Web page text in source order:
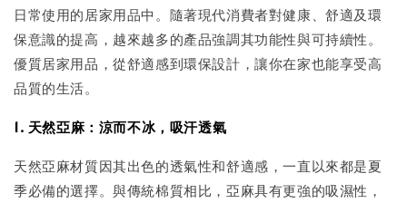
日常使用的居家用品中。隨著現代消費者對健康、舒適及環
保意識的提高，越來越多的產品強調其功能性與可持續性。
優質居家用品，從舒適感到環保設計，讓你在家也能享受高
品質的生活。
1. 天然亞麻：涼而不冰，吸汗透氣
天然亞麻材質因其出色的透氣性和舒適感，一直以來都是夏
季必備的選擇。與傳統棉質相比，亞麻具有更強的吸濕性，